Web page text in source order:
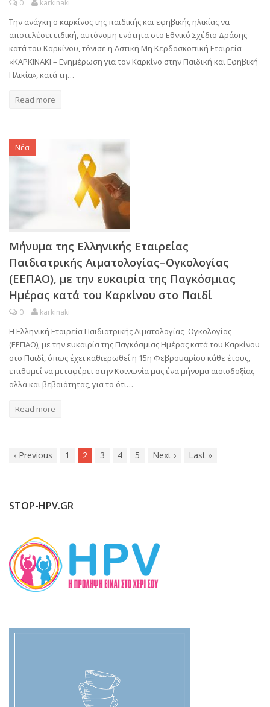
0 karkinaki
Την ανάγκη ο καρκίνος της παιδικής και εφηβικής ηλικίας να
αποτελέσει ειδική, αυτόνομη ενότητα στο Εθνικό Σχέδιο Δράσης
κατά του Καρκίνου, τόνισε η Αστική Μη Κερδοσκοπική Εταιρεία
«ΚΑΡΚΙΝΑΚΙ – Ενημέρωση για τον Καρκίνο στην Παιδική και Εφηβική
Ηλικία», κατά τη…
Read more
Νέα
Μήνυμα της Ελληνικής Εταιρείας
Παιδιατρικής Αιματολογίας–Ογκολογίας
(ΕΕΠΑΟ), με την ευκαιρία της Παγκόσμιας
Ημέρας κατά του Καρκίνου στο Παιδί
0 karkinaki
H Ελληνική Εταιρεία Παιδιατρικής Αιματολογίας–Ογκολογίας
(ΕΕΠΑΟ), με την ευκαιρία της Παγκόσμιας Ημέρας κατά του Καρκίνου
στο Παιδί, όπως έχει καθιερωθεί η 15η Φεβρουαρίου κάθε έτους,
επιθυμεί να μεταφέρει στην Κοινωνία μας ένα μήνυμα αισιοδοξίας
αλλά και βεβαιότητας, για το ότι…
Read more
‹ Previous 1 2 3 4 5 Next › Last »
STOP-HPV.GR